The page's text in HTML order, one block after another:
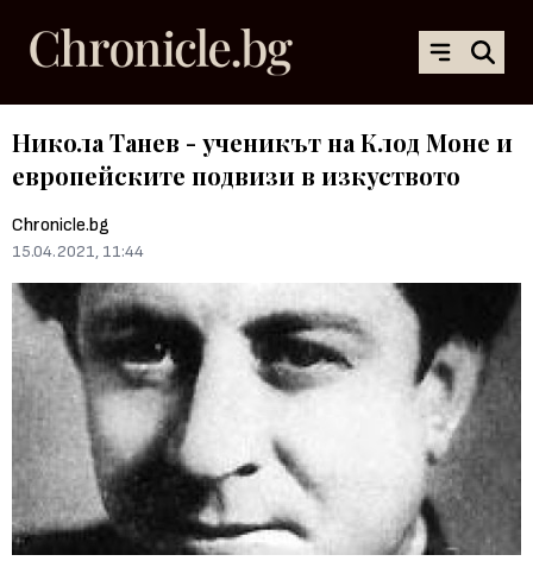
Никола Танев - ученикът на Клод Моне и
европейските подвизи в изкуството
Chronicle.bg
15.04.2021, 11:44